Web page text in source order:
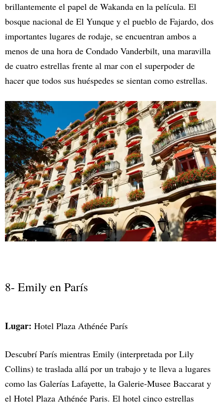
brillantemente el papel de Wakanda en la película. El
bosque nacional de El Yunque y el pueblo de Fajardo, dos
importantes lugares de rodaje, se encuentran ambos a
menos de una hora de Condado Vanderbilt, una maravilla
de cuatro estrellas frente al mar con el superpoder de
hacer que todos sus huéspedes se sientan como estrellas.
8- Emily en París
Lugar: Hotel Plaza Athénée París
Descubrí París mientras Emily (interpretada por Lily
Collins) te traslada allá por un trabajo y te lleva a lugares
como las Galerías Lafayette, la Galerie-Musee Baccarat y
el Hotel Plaza Athénée Paris. El hotel cinco estrellas